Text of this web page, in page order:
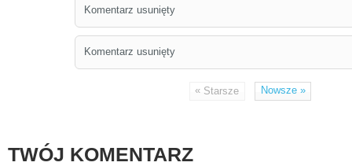
Komentarz usunięty
Komentarz usunięty
« Starsze Nowsze»
TWÓJ KOMENTARZ